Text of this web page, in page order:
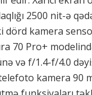
2500 nit-ə
dörd kamera
70 Pro+
və f/1.4-f/4.0
kamera 90